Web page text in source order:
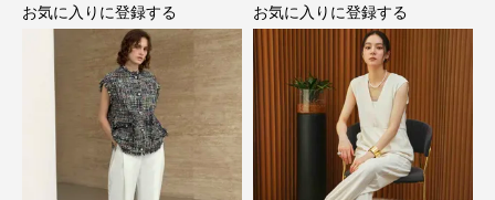
お気に入りに登録する
お気に入りに登録する